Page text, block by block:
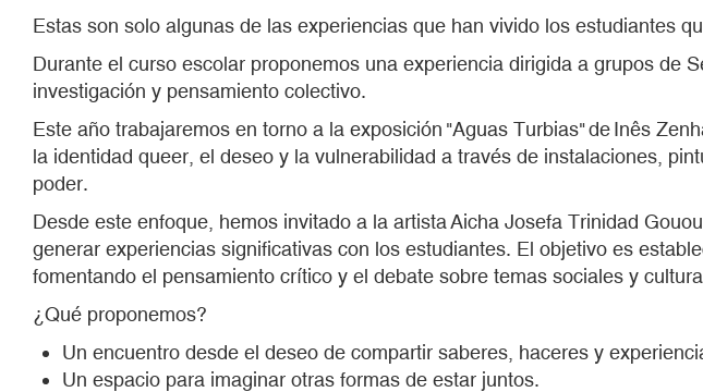
Estas son solo algunas de las experiencias que han vivido los estudiantes
Durante el curso escolar proponemos una experiencia dirigida a grupos de
investigación y pensamiento colectivo.
Este año trabajaremos en torno a la exposición "Aguas Turbias" de Inês
la identidad queer, el deseo y la vulnerabilidad a través de instalaciones,
poder.
Desde este enfoque, hemos invitado a la artista Aicha Josefa Trinidad
generar experiencias significativas con los estudiantes. El objetivo es
fomentando el pensamiento crítico y el debate sobre temas sociales y
¿Qué proponemos?
Un encuentro desde el deseo de compartir saberes, haceres y
Un espacio para imaginar otras formas de estar juntos.